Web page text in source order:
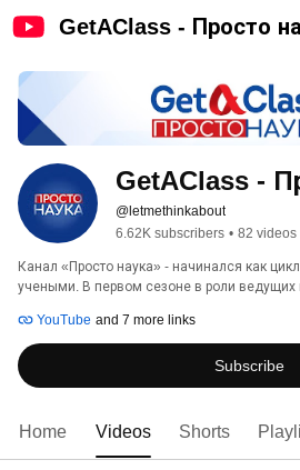
GetAClass - Просто
GetAClass -
@letmethinkabout
6.62K subscribers • 82 videos
Канал «Просто наука» - начинался как
учеными. В первом сезоне в роли ведущих
YouTube and 7 more links
Subscribe
Home Videos Shorts